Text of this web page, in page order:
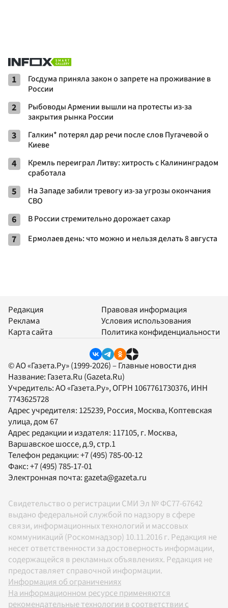
1
Госдума приняла закон о запрете на проживание в
России
2
Рыбоводы Армении вышли на протесты из-за
закрытия рынка России
3
Галкин* потерял дар речи после слов Пугачевой о
Киеве
4
Кремль переиграл Литву: хитрость с Калининградом
сработала
5
На Западе забили тревогу из-за угрозы окончания
СВО
6 В России стремительно дорожает сахар
7 Ермолаев день: что можно и нельзя делать 8 августа
Редакция
Реклама
Карта сайта
Правовая информация
Условия использования
Политика конфиденциальности
© АО «Газета.Ру» (1999-2026) – Главные новости дня
Название: Газета.Ru (Gazeta.Ru)
Учредитель:АО «Газета.Ру», ОГРН 1067761730376, ИНН
7743625728
Адрес учредителя: 125239, Россия, Москва, Коптевская
улица, дом 67
Адрес редакции и издателя: 117105, г. Москва,
Варшавское шоссе, д.9, стр.1
Телефон редакции:+7 (495) 785-00-12
Факс:+7 (495) 785-17-01
Электронная почта: gazeta@gazeta.ru
Свидетельство о регистрации СМИ Эл № ФС77-67642
выдано федеральной службой по надзору в сфере
связи, информационных технологий и массовых
коммуникаций (Роскомнадзор) 10.11.2016 г. Редакция не
несет ответственности за достоверность информации,
содержащейся в рекламных объявлениях. Редакция не
предоставляет справочной информации.
Информация об ограничениях
На информационном ресурсе применяются
рекомендательные технологии в соответствии с